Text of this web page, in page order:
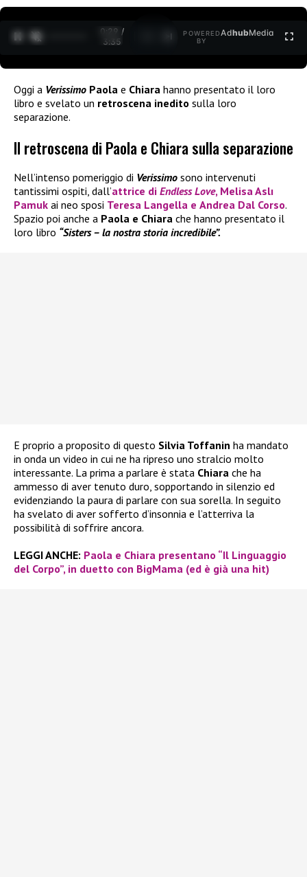
0:30 /
3:35
POWERED
BY
AdhubMedia
Oggi a Verissimo Paola e Chiara hanno presentato il loro
libro e svelato un retroscena inedito sulla loro
separazione.
Il retroscena di Paola e Chiara sulla separazione
Nell’intenso pomeriggio di Verissimo sono intervenuti
tantissimi ospiti, dall’attrice di Endless Love, Melisa Aslı
Pamuk ai neo sposi Teresa Langella e Andrea Dal Corso.
Spazio poi anche a Paola e Chiara che hanno presentato il
loro libro “Sisters – la nostra storia incredibile”.
E proprio a proposito di questo Silvia Toffanin ha mandato
in onda un video in cui ne ha ripreso uno stralcio molto
interessante. La prima a parlare è stata Chiara che ha
ammesso di aver tenuto duro, sopportando in silenzio ed
evidenziando la paura di parlare con sua sorella. In seguito
ha svelato di aver sofferto d’insonnia e l’atterriva la
possibilità di soffrire ancora.
LEGGI ANCHE: Paola e Chiara presentano “Il Linguaggio
del Corpo”, in duetto con BigMama (ed è già una hit)